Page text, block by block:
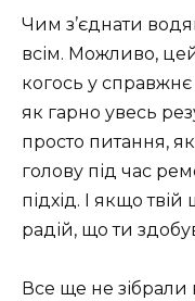
Чим з’єднати
всім. Можливо,
когось у
як гарно увесь
просто питання,
голову під час
підхід. І якщо
радій, що ти
Все ще не